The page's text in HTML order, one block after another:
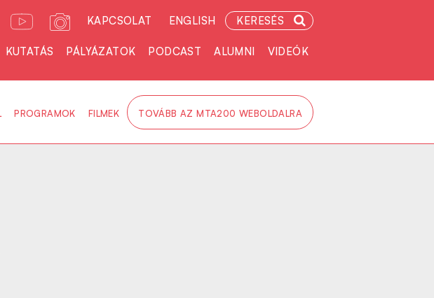
KAPCSOLAT ENGLISH KERESÉS
KUTATÁS PÁLYÁZATOK PODCAST ALUMNI VIDEÓK
PROGRAMOK FILMEK TOVÁBB AZ MTA200 WEBOLDALRA